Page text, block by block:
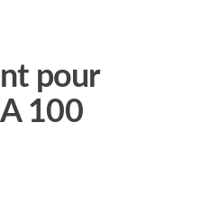
pour
100